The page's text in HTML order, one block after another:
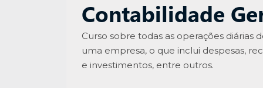
Contabilidade
Curso sobre todas as operações diárias
uma empresa, o que inclui despesas,
e investimentos, entre outros.